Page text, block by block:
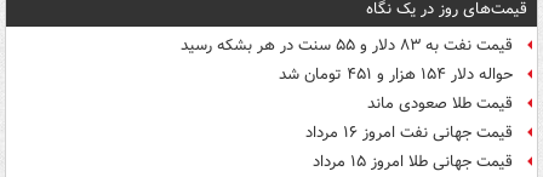
قیمت‌های روز در یک نگاه
قیمت نفت به ۸۳ دلار و ۵۵ سنت در هر بشکه رسید
حواله دلار ۱۵۴ هزار و ۴۵۱ تومان شد
قیمت طلا صعودی ماند
قیمت جهانی نفت امروز ۱۶ مرداد
قیمت جهانی طلا امروز ۱۵ مرداد